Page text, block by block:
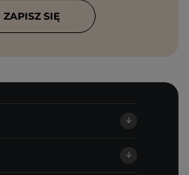
ZAPISZ SIĘ